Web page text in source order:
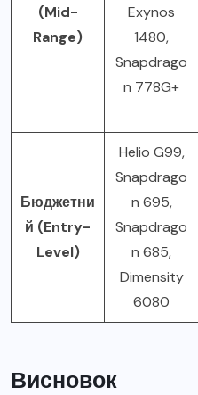
(Mid-
Range)
Exynos
1480,
Snapdrago
n 778G+
Бюджетни
й (Entry-
Level)
Helio G99,
Snapdrago
n 695,
Snapdrago
n 685,
Dimensity
6080
Висновок